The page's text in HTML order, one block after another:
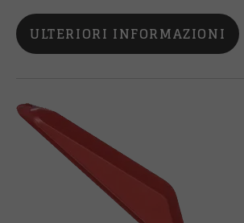
ULTERIORI INFORMAZIONI